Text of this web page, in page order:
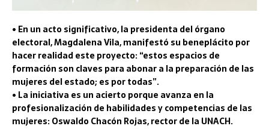
• En un acto significativo, la presidenta del órgano
electoral, Magdalena Vila, manifestó su beneplácito por
hacer realidad este proyecto: “estos espacios de
formación son claves para abonar a la preparación de las
mujeres del estado; es por todas”.
• La iniciativa es un acierto porque avanza en la
profesionalización de habilidades y competencias de las
mujeres: Oswaldo Chacón Rojas, rector de la UNACH.